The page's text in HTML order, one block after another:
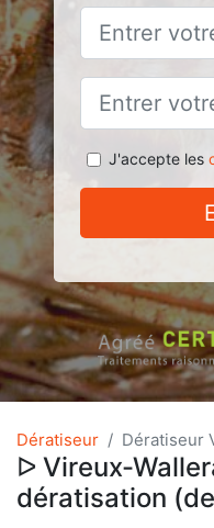
J'accepte les
Dératiseur Dératiseur
ᐅ Vireux-
dératisation